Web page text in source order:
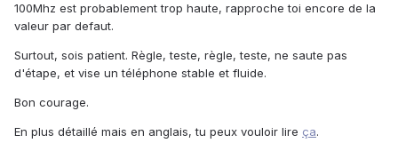
100Mhz est probablement trop haute, rapproche toi encore de la
valeur par defaut.
Surtout, sois patient. Règle, teste, règle, teste, ne saute pas
d'étape, et vise un téléphone stable et fluide.
Bon courage.
En plus détaillé mais en anglais, tu peux vouloir lire ça.